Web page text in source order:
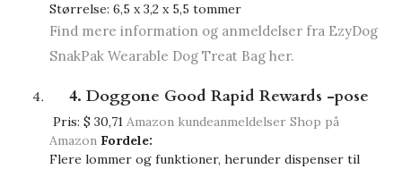
Størrelse: 6,5 x 3,2 x 5,5 tommer
Find mere information og anmeldelser fra EzyDog
SnakPak Wearable Dog Treat Bag her.
4. Doggone Good Rapid Rewards -pose
Pris: $ 30,71 Amazon kundeanmeldelser Shop på
Amazon Fordele:
Flere lommer og funktioner, herunder dispenser til